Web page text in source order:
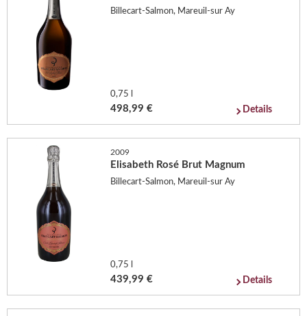
Billecart-Salmon, Mareuil-sur Ay
0,75 l
498,99 € Details
2009
Elisabeth Rosé Brut Magnum
Billecart-Salmon, Mareuil-sur Ay
0,75 l
439,99 € Details